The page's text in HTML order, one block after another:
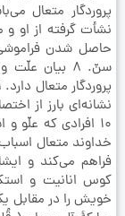
پروردگار متعال
حاصل شدن
سنّ. 8 بيان
نشانه‌اي بارز از
10 افرادي كه
خداوند متعال
كوس انانيت و